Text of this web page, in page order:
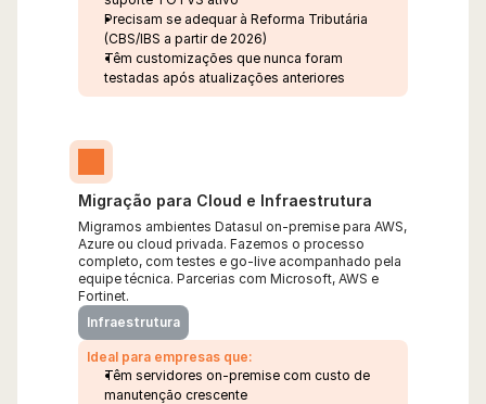
Precisam se adequar à Reforma Tributária
(CBS/IBS a partir de 2026)
Têm customizações que nunca foram
testadas após atualizações anteriores
Migração para Cloud e Infraestrutura
Migramos ambientes Datasul on-premise para AWS,
Azure ou cloud privada. Fazemos o processo
completo, com testes e go-live acompanhado pela
equipe técnica. Parcerias com Microsoft, AWS e
Fortinet.
Infraestrutura
Ideal para empresas que:
Têm servidores on-premise com custo de
manutenção crescente